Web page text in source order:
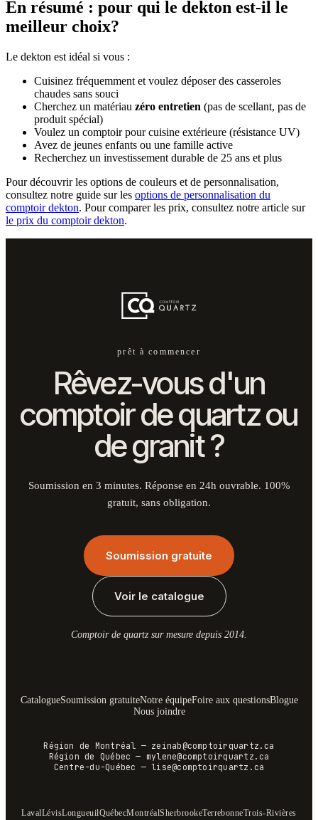
En résumé : pour qui le dekton est-il le
meilleur choix?
Le dekton est idéal si vous :
Cuisinez fréquemment et voulez déposer des casseroles
chaudes sans souci
Cherchez un matériau zéro entretien (pas de scellant, pas de
produit spécial)
Voulez un comptoir pour cuisine extérieure (résistance UV)
Avez de jeunes enfants ou une famille active
Recherchez un investissement durable de 25 ans et plus
Pour découvrir les options de couleurs et de personnalisation,
consultez notre guide sur les options de personnalisation du
comptoir dekton. Pour comparer les prix, consultez notre article sur
le prix du comptoir dekton.
prêt à commencer
Rêvez-vous d'un
comptoir de quartz ou
de granit ?
Soumission en 3 minutes. Réponse en 24h ouvrable. 100%
gratuit, sans obligation.
Soumission gratuite
Voir le catalogue
Comptoir de quartz sur mesure depuis 2014.
CatalogueSoumission gratuiteNotre équipeFoire aux questionsBlogue
Nous joindre
Région de Montréal — zeinab@comptoirquartz.ca
Région de Québec — mylene@comptoirquartz.ca
Centre-du-Québec —lise@comptoirquartz.ca
LavalLévisLongueuilQuébecMontréalSherbrookeTerrebonneTrois-Rivières